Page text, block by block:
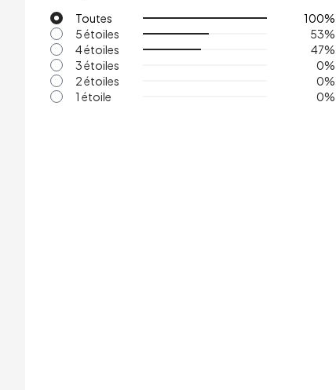
Toutes
100%
5 étoiles
53%
4 étoiles
47%
3 étoiles
0%
2 étoiles
0%
1 étoile
0%